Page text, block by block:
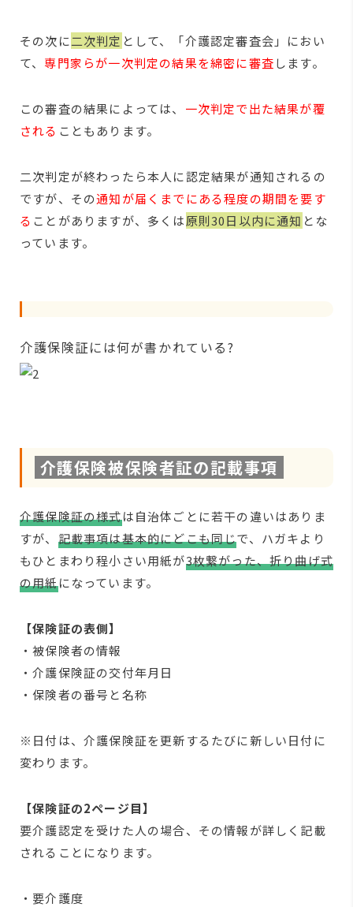
その次に二次判定 として、「介護認定審査会」におい
て、 専門家らが一次判定の結果を綿密に審査します。
この審査の結果によっては、 一次判定で出た結果が覆
される こともあります。
二次判定が終わったら本人に認定結果が通知されるの
ですが、その通知が届くまでにある程度の期間を要す
る ことがありますが、多くは原則30日以内に通知 とな
っています。
介護保険証には何が書かれている?
介護保険被保険者証の記載事項
介護保険証の様式は自治体ごとに若干の違いはありま
すが、 記載事項は基本的にどこも同じで、ハガキより
もひとまわり程小さい用紙が3枚繋がった、折り曲げ式
の用紙になっています。
【保険証の表側】
・被保険者の情報
・介護保険証の交付年月日
・保険者の番号と名称
※日付は、介護保険証を更新するたびに新しい日付に
変わります。
【保険証の2ページ目】
要介護認定を受けた人の場合、その情報が詳しく記載
されることになります。
・要介護度